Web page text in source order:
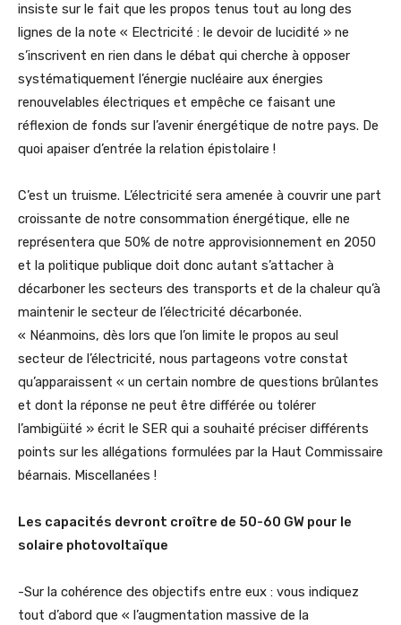
insiste sur le fait que les propos tenus tout au long des
lignes de la note « Electricité : le devoir de lucidité » ne
s’inscrivent en rien dans le débat qui cherche à opposer
systématiquement l’énergie nucléaire aux énergies
renouvelables électriques et empêche ce faisant une
réflexion de fonds sur l’avenir énergétique de notre pays. De
quoi apaiser d’entrée la relation épistolaire !
C’est un truisme. L’électricité sera amenée à couvrir une part
croissante de notre consommation énergétique, elle ne
représentera que 50% de notre approvisionnement en 2050
et la politique publique doit donc autant s’attacher à
décarboner les secteurs des transports et de la chaleur qu’à
maintenir le secteur de l’électricité décarbonée.
« Néanmoins, dès lors que l’on limite le propos au seul
secteur de l’électricité, nous partageons votre constat
qu’apparaissent « un certain nombre de questions brûlantes
et dont la réponse ne peut être différée ou tolérer
l’ambigüité » écrit le SER qui a souhaité préciser différents
points sur les allégations formulées par la Haut Commissaire
béarnais. Miscellanées !
Les capacités devront croître de 50-60 GW pour le
solaire photovoltaïque
-Sur la cohérence des objectifs entre eux : vous indiquez
tout d’abord que « l’augmentation massive de la